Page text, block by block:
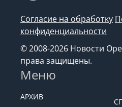
Согласие на обработку
конфиденциальности
© 2008-2026 Новости
права защищены.
Меню
АРХИВ